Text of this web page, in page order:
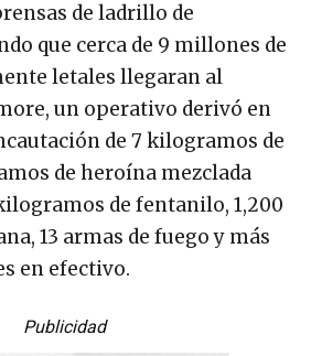
de ladrillo de
que cerca de 9 millones de
letales llegaran al
un operativo derivó en
de 7 kilogramos de
de heroína mezclada
de fentanilo, 1,200
13 armas de fuego y más
en efectivo.
Publicidad